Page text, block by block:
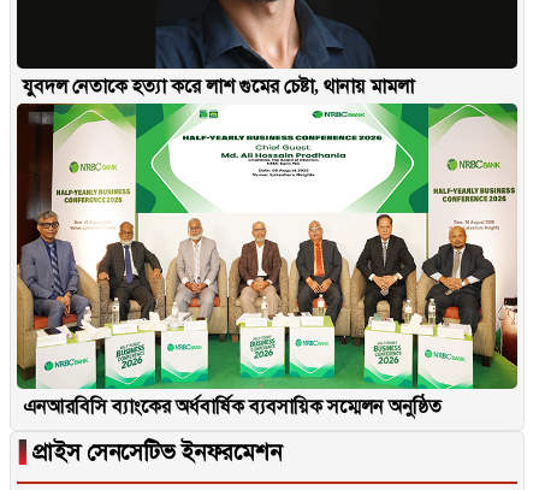
যুবদল নেতাকে হত্যা করে লাশ গুমের চেষ্টা, থানায় মামলা
এনআরবিসি ব্যাংকের অর্ধবার্ষিক ব্যবসায়িক সম্মেলন অনুষ্ঠিত
▐ প্রাইস সেনসেটিভ ইনফরমেশন